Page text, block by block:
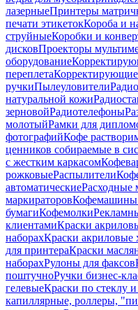
лазерныеПринтеры
печати этикетокКороба и
струйныеКоробки и
дисковПроекторы
оборудование
переплета
ручкиПылеуловители
натуральной кожи
зерновойРадиотелефоны
молотыйРамки для
фотографийКофе
ценников собираемые в
с жестким каркасом
рожковыеРаспылители
автоматическиеРасходные
маркираторовКофемашины
бумагиКофемолки
клиентамиКраски
наборахКраски акриловые
для принтераКраски
наборахРулоны для факсов
поштучноРучки бизнес-
гелевыеКраски по стеклу
капиллярные, роллеры,